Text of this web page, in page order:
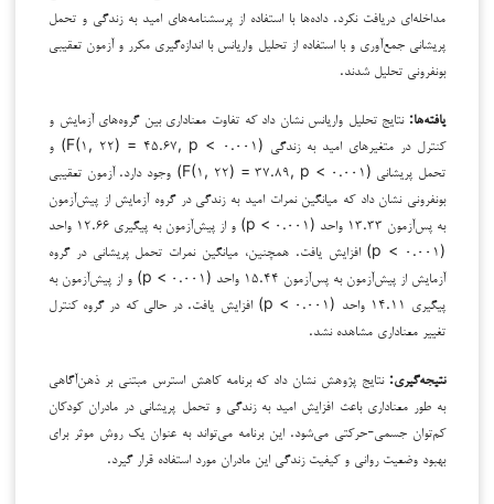
مداخله‌ای دریافت نکرد. داده‌ها با استفاده از پرسشنامه‌های امید به زندگی و تحمل
پریشانی جمع‌آوری و با استفاده از تحلیل واریانس با اندازه‌گیری مکرر و آزمون تعقیبی
بونفرونی تحلیل شدند.
یافته‌ها: نتایج تحلیل واریانس نشان داد که تفاوت معناداری بین گروه‌های آزمایش و
کنترل در متغیرهای امید به زندگی (F(۱, ۲۲) = ۴۵.۶۷, p < ۰.۰۰۱) و
تحمل پریشانی (F(۱, ۲۲) = ۳۷.۸۹, p < ۰.۰۰۱) وجود دارد. آزمون تعقیبی
بونفرونی نشان داد که میانگین نمرات امید به زندگی در گروه آزمایش از پیش‌آزمون
به پس‌آزمون ۱۳.۳۳ واحد (p < ۰.۰۰۱) و از پیش‌آزمون به پیگیری ۱۲.۶۶ واحد
(p < ۰.۰۰۱) افزایش یافت. همچنین، میانگین نمرات تحمل پریشانی در گروه
آزمایش از پیش‌آزمون به پس‌آزمون ۱۵.۴۴ واحد (p < ۰.۰۰۱) و از پیش‌آزمون به
پیگیری ۱۴.۱۱ واحد (p < ۰.۰۰۱) افزایش یافت. در حالی که در گروه کنترل
تغییر معناداری مشاهده نشد.
نتیجه‌گیری: نتایج پژوهش نشان داد که برنامه کاهش استرس مبتنی بر ذهن‌آگاهی
به طور معناداری باعث افزایش امید به زندگی و تحمل پریشانی در مادران کودکان
کم‌توان جسمی-حرکتی می‌شود. این برنامه می‌تواند به عنوان یک روش موثر برای
بهبود وضعیت روانی و کیفیت زندگی این مادران مورد استفاده قرار گیرد.